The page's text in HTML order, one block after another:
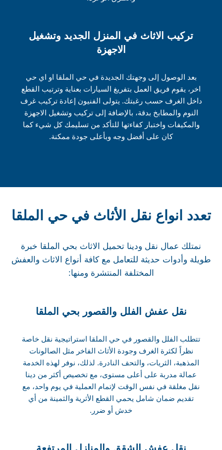
تركيب الاثاث في المنزل الجديد وتشغيل
الاجهزة
بعد الوصول إلى وجهتك الجديدة في حي الملقا او اي حي
اخر، يقوم فريق العمل بتفريغ السيارات بعناية وترتيب القطع
داخل الغرف حسب رغبتك. يتولى الفنيون إعادة تركيب غرف
النوم والمطابخ بدقة، بالإضافة إلى تركيب وتشغيل الاجهزة
والمكيفات واختبار كفاءتها للتأكد من تسليمك كل شيء كما
كان على أفضل وجه وبأعلى جودة ممكنة.
تعدد انواع نقل الأثاث في حي الملقا
نمتلك عمال نقل ودينا تحميل الاثاث بحي الملقا خبرة
طويلة وأدوات حديثة للتعامل مع كافة أنواع الاثاث والعفش
المختلفة المنتشرة ومنها:
نقل عفش الفلل والقصور بحي الملقا
تتطلب الفلل والقصور في حي الملقا استراتيجية نقل خاصة
نظراً لكثرة الغرف وجودة الأثاث الفاخر مثل الصالونات
المذهبة، الثريات، والتحف النادرة. لذلك، نوفر لهذه الخدمة
عمالة مدربة على أعلى مستوى، مع تخصيص أكثر من دينا
نقل مغلقة في نفس الوقت لإتمام العملية في يوم واحد، مع
تقديم ضمان شامل يحمي القطع الأثرية والثمينة من أي
خدش أو ضرر.